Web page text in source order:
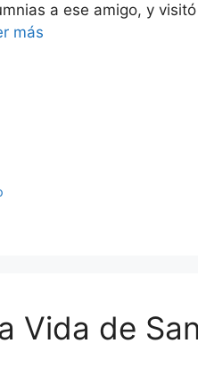
a ese amigo, y
más
Vida de